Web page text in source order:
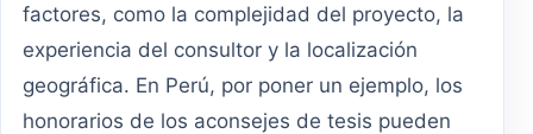
factores, como la complejidad del proyecto, la
experiencia del consultor y la localización
geográfica. En Perú, por poner un ejemplo, los
honorarios de los aconsejes de tesis pueden